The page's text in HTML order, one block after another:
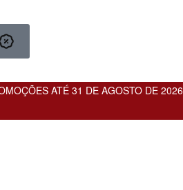
ATÉ 31 DE AGOSTO DE 2026